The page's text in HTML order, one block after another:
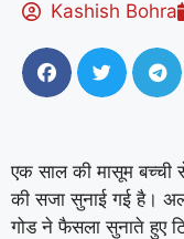
Kashish Bohra
एक साल की मासूम बच्ची
की सजा सुनाई गई है।
गोड ने फैसला सुनाते हुए